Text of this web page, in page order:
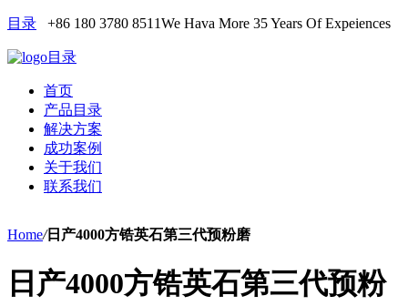
目录 +86 180 3780 8511We Hava More 35 Years Of Expeiences
目录
首页
产品目录
解决方案
成功案例
关于我们
联系我们
Home/日产4000方锆英石第三代预粉磨
日产4000方锆英石第三代预粉